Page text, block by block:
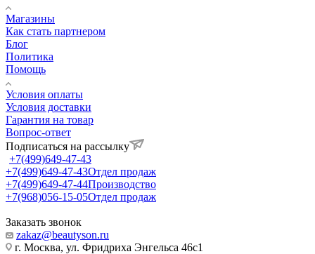
Магазины
Как стать партнером
Блог
Политика
Помощь
Условия оплаты
Условия доставки
Гарантия на товар
Вопрос-ответ
Подписаться на рассылку
+7(499)649-47-43
+7(499)649-47-43Отдел продаж
+7(499)649-47-44Производство
+7(968)056-15-05Отдел продаж
Заказать звонок
zakaz@beautyson.ru
г. Москва, ул. Фридриха Энгельса 46с1